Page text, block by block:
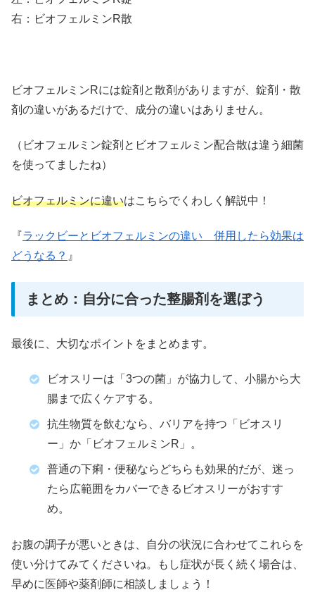
右：ビオフェルミンR散
ビオフェルミンRには錠剤と散剤がありますが、錠剤・散
剤の違いがあるだけで、成分の違いはありません。
（ビオフェルミン錠剤とビオフェルミン配合散は違う細菌
を使ってましたね）
ビオフェルミンに違いはこちらでくわしく解説中！
『ラックビーとビオフェルミンの違い 併用したら効果は
どうなる？ 』
まとめ：自分に合った整腸剤を選ぼう
最後に、大切なポイントをまとめます。
ビオスリーは「3つの菌」が協力して、小腸から大
腸まで広くケアする。
抗生物質を飲むなら、バリアを持つ「ビオスリ
ー」か「ビオフェルミンR」。
普通の下痢・便秘ならどちらも効果的だが、迷っ
たら広範囲をカバーできるビオスリーがおすす
め。
お腹の調子が悪いときは、自分の状況に合わせてこれらを
使い分けてみてくださいね。もし症状が長く続く場合は、
早めに医師や薬剤師に相談しましょう！